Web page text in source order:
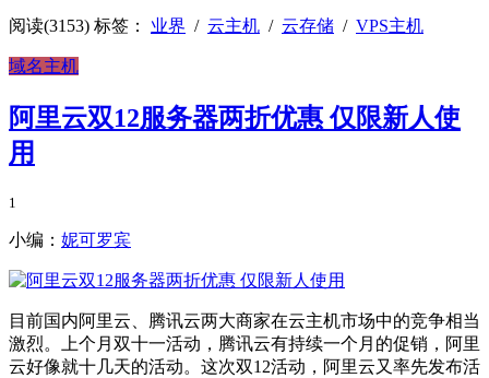
阅读(3153) 标签： 业界 / 云主机 / 云存储 / VPS主机
域名主机
阿里云双12服务器两折优惠 仅限新人使
用
1
小编： 妮可罗宾
目前国内阿里云、腾讯云两大商家在云主机市场中的竞争相当
激烈。上个月双十一活动，腾讯云有持续一个月的促销，阿里
云好像就十几天的活动。这次双12活动，阿里云又率先发布活